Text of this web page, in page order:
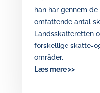
han har gennem
omfattende antal
Landsskatteretten
forskellige skatte-
områder.
Læs mere >>